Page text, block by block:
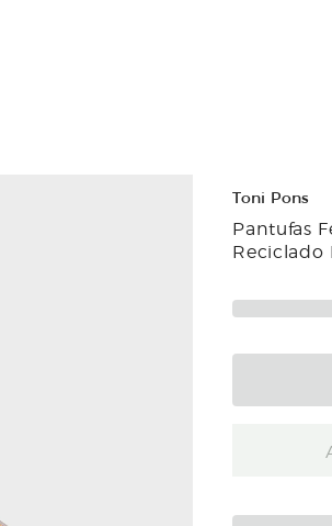
Toni Pons
Pantufas
Reciclado